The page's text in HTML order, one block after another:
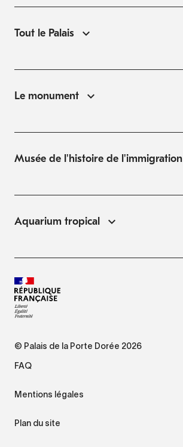
Tout le Palais
Le monument
Musée de l'histoire de l'immigration
Aquarium tropical
© Palais de la Porte Dorée 2026
FAQ
Mentions légales
Plan du site